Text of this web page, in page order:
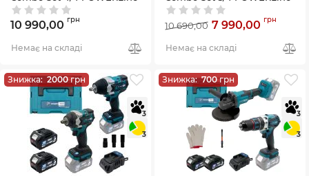
(PBH201BL, DTW800BL,
DGA20BL, PCD2820V)
(2×PT2040MP (4.0 Аг),
Артикул:58_29857
10 990,00 грн
Немає на складі
(DHP485BL, PGA202BL,
DTW800BL) (2×PT2040MP
(4.0 Аг), зарядний пристрій)
10 690,00 7 990,00 грн
Немає на складі
Знижка: 2000грн
3
3
Знижка:700грн
3
3